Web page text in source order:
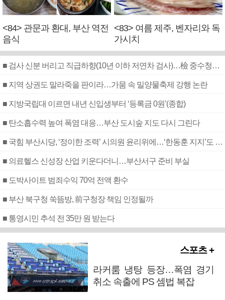
<84> 관문과 환대, 부산 역전
음식
<83> 여름 제주, 벤자리와 독
가시치
■ 검사 신분 버리고 직급하향(10년 이하 저연차 검사)…檢 중수청행 기피
■ 지역 상권도 말라죽을 판이라…가뭄 속 밀양물축제 강행 논란
■ 지방국립대 이르면 내년 신입생부터 ‘등록금 0원’(종합)
■ 탄소흡수력 높여 폭염 대응…부산 도시숲 지도 다시 그린다
■ 국힘 부산시당, ‘정이한 조력’ 시의원 윤리위에…‘한동훈 지지’도 신고접수
■ 의료헬스 신성장 산업 키운다더니…부산서구 준비 부실
■ 도박사이트 범죄수익 70억 전액 환수
■ 부산 북구청 쑥뜸방, 前구청장 책임 인정될까
■ 통영시민 추석 전 35만 원 받는다
스포츠 +
라커룸 냉탕 등장…폭염 경기
취소 속출에 PS 셈법 복잡